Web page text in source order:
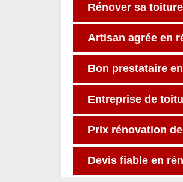
Rénover sa toiture
Artisan agrée en
Bon prestataire
Entreprise de
Prix rénovation
Devis fiable en